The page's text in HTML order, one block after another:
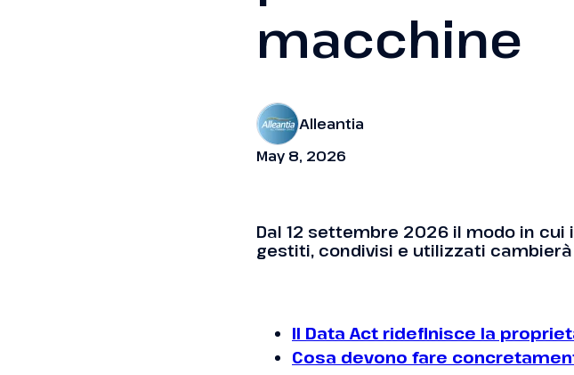
macchine
Alleantia
May 8, 2026
Dal 12 settembre 2026 il modo in
gestiti, condivisi e utilizzati
Il Data Act ridefinisce la
Cosa devono fare